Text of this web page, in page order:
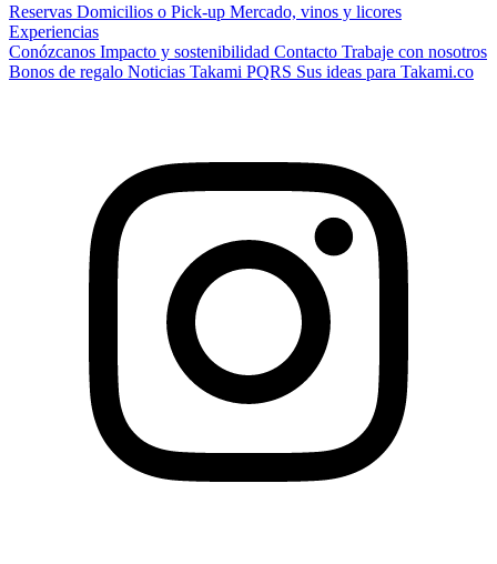
Reservas Domicilios o Pick-up Mercado, vinos y licores
Experiencias
Conózcanos Impacto y sostenibilidad Contacto Trabaje con nosotros
Bonos de regalo Noticias Takami PQRS Sus ideas para Takami.co